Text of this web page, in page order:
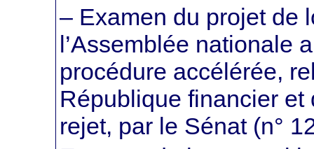
– Examen du projet de
l’Assemblée nationale
procédure accélérée,
République financier et
rejet, par le Sénat (n°